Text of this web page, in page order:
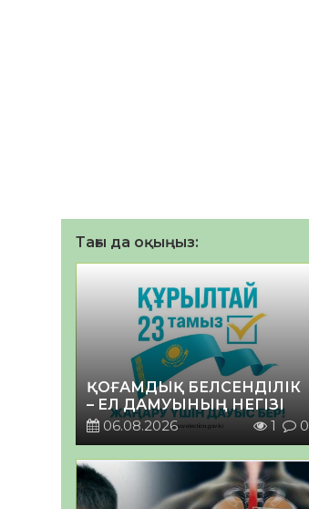
Тағы да оқыңыз:
ҚОҒАМДЫҚ БЕЛСЕНДІЛІК
– ЕЛ ДАМУЫНЫҢ НЕГІЗІ
06.08.2026
1 0